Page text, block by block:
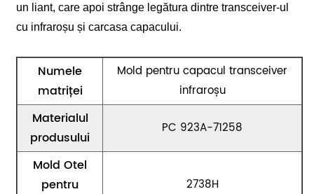
un liant, care apoi strânge legătura dintre transceiver-ul
cu infraroșu și carcasa capacului.
Numele
matriței
Mold pentru capacul transceiver
infraroșu
Materialul
produsului
PC 923A-71258
Mold Otel
pentru
2738H